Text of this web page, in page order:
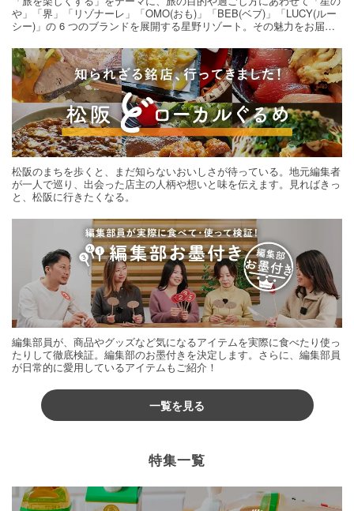
や」「界」「リゾナーレ」「OMO(おも)」「BEB(ベブ)」「LUCY(ルー
シー)」の 6 つのブランドを展開する星野リゾート。その魅力をお届け
松阪のまちを歩くと、まだ知らないおいしさが待っている。地元編集者
が一人で巡り、出会った店主の人柄や想いと味を伝えます。見ればきっ
と、松阪に行きたくなる。
編集部員が、商品やグッズなど気になるアイテムを実際に食べたり使っ
たりして徹底検証。編集部のお墨付きを決定します。さらに、編集部員
が日常的に愛用しているアイテムもご紹介！
一覧を見る
特集一覧